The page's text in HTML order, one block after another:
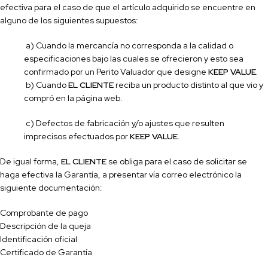
efectiva para el caso de que el artículo adquirido se encuentre en
alguno de los siguientes supuestos:
a) Cuando la mercancía no corresponda a la calidad o
especificaciones bajo las cuales se ofrecieron y esto sea
confirmado por un Perito Valuador que designe KEEP VALUE.
b) CuandoEL CLIENTEreciba un producto distinto al que vio y
compró en la página web.
c) Defectos de fabricación y/o ajustes que resulten
imprecisos efectuados porKEEP VALUE.
De igual forma, EL CLIENTE se obliga para el caso de solicitar se
haga efectiva la Garantía, a presentar vía correo electrónico la
siguiente documentación:
Comprobante de pago
Descripción de la queja
Identificación oficial
Certificado de Garantía